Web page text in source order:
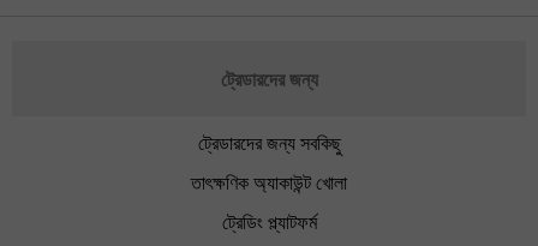
ট্রেডারদের জন্য
ট্রেডারদের জন্য সবকিছু
তাৎক্ষণিক অ্যাকাউন্ট খোলা
ট্রেডিং প্ল্যাটফর্ম